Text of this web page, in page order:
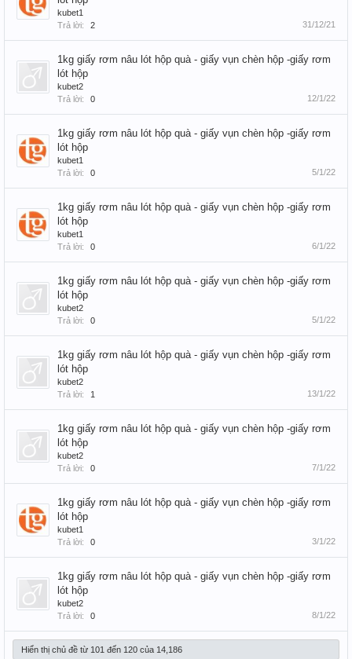
kubet1
Trả lời:
2 31/12/21
1kg giấy rơm nâu lót hộp quà - giấy vụn chèn hộp -giấy rơm
lót hộp
kubet2
Trả lời:
0 12/1/22
1kg giấy rơm nâu lót hộp quà - giấy vụn chèn hộp -giấy rơm
lót hộp
kubet1
Trả lời:
0 5/1/22
1kg giấy rơm nâu lót hộp quà - giấy vụn chèn hộp -giấy rơm
lót hộp
kubet1
Trả lời:
0 6/1/22
1kg giấy rơm nâu lót hộp quà - giấy vụn chèn hộp -giấy rơm
lót hộp
kubet2
Trả lời:
0 5/1/22
1kg giấy rơm nâu lót hộp quà - giấy vụn chèn hộp -giấy rơm
lót hộp
kubet2
Trả lời:
1 13/1/22
1kg giấy rơm nâu lót hộp quà - giấy vụn chèn hộp -giấy rơm
lót hộp
kubet2
Trả lời:
0 7/1/22
1kg giấy rơm nâu lót hộp quà - giấy vụn chèn hộp -giấy rơm
lót hộp
kubet1
Trả lời:
0 3/1/22
1kg giấy rơm nâu lót hộp quà - giấy vụn chèn hộp -giấy rơm
lót hộp
kubet2
Trả lời:
0 8/1/22
Hiển thị chủ đề từ 101 đến 120 của 14,186